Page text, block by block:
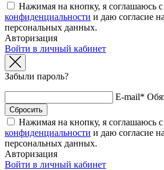
Нажимая на кнопку, я соглашаюсь с
конфиденциальности и даю согласие на
персональных данных.
Авторизация
Войти в личный кабинет
Забыли пароль?
E-mail*
Нажимая на кнопку, я соглашаюсь с
конфиденциальности и даю согласие на
персональных данных.
Авторизация
Войти в личный кабинет